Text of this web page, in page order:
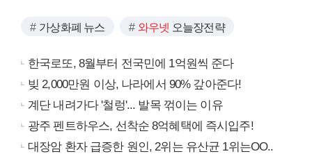
가상화폐 뉴스 와우넷 오늘장전략
한국로또, 8월부터 전국민에 1억원씩 준다
빚 2,000만원 이상, 나라에서 90% 갚아준다!
계단 내려가다 '철렁'... 발목 꺾이는 이유
광주 펜트하우스, 선착순 8억혜택에 즉시입주!
대장암 환자 급증한 원인, 2위는 유산균 1위는OO..